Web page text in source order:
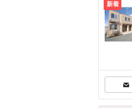
新着